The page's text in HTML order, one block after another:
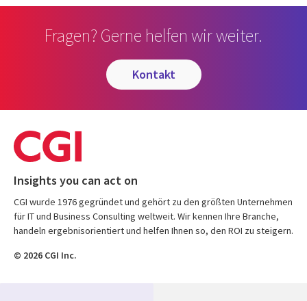
Fragen? Gerne helfen wir weiter.
kontakt
Insights you can act on
CGI wurde 1976 gegründet und gehört zu den größten Unternehmen
für IT und Business Consulting weltweit. Wir kennen Ihre Branche,
handeln ergebnisorientiert und helfen Ihnen so, den ROI zu steigern.
© 2026 CGI Inc.